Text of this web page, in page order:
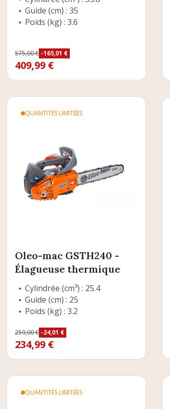
Guide (cm) : 35
Poids (kg) : 3.6
Prix de base
575,00 € -165,01 €
Prix
409,99 €
QUANTITÉS LIMITÉES
Oleo-mac GSTH240 -
Élagueuse thermique
Cylindrée (cm³) : 25.4
Guide (cm) : 25
Poids (kg) : 3.2
Prix de base
259,00 € -24,01 €
Prix
234,99 €
QUANTITÉS LIMITÉES